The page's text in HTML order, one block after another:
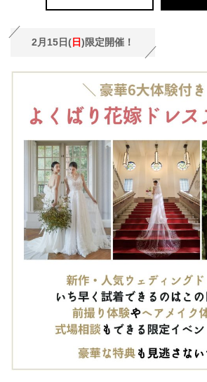
2月15日(日)限定開催！